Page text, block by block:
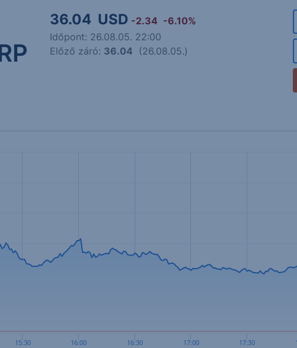
36.04 USD -2.34 -6.10%
Időpont: 26.08.05. 22:00
Előző záró: 36.04 (26.08.05.)
15:30 16:00 16:30 17:00 17:30